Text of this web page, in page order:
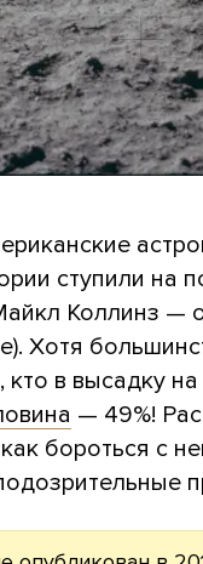
ступили на
Коллинз —
Хотя
кто в высадку
— 49%!
бороться с